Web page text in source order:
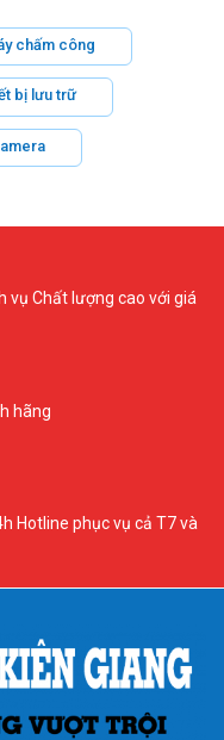
chấm công
bị lưu trữ
vụ Chất lượng cao với giá
hãng
Hotline phục vụ cả T7 và